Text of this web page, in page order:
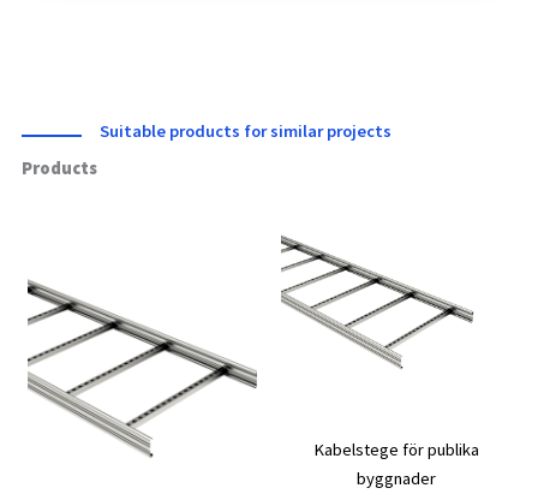
Suitable products for similar projects
Products
Kabelstege för publika
byggnader